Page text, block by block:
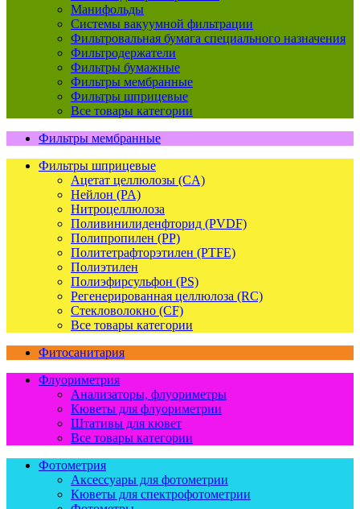
Манифольды
Системы вакуумной фильтрации
Фильтровальная бумага специального назначения
Фильтродержатели
Фильтры бумажные
Фильтры мембранные
Фильтры шприцевые
Все товары категории
Фильтры мембранные
Фильтры шприцевые
Ацетат целлюлозы (CA)
Нейлон (PA)
Нитроцеллюлоза
Поливинилиденфторид (PVDF)
Полипропилен (PP)
Политетрафторэтилен (PTFE)
Полиэтилен
Полиэфирсульфон (PS)
Регенерированная целлюлоза (RC)
Стекловолокно (CF)
Все товары категории
Фитосанитария
Флуориметрия
Анализаторы, флуориметры
Кюветы для флуориметрии
Штативы для кювет
Все товары категории
Фотометрия
Аксессуары для фотометрии
Кюветы для спектрофотометрии